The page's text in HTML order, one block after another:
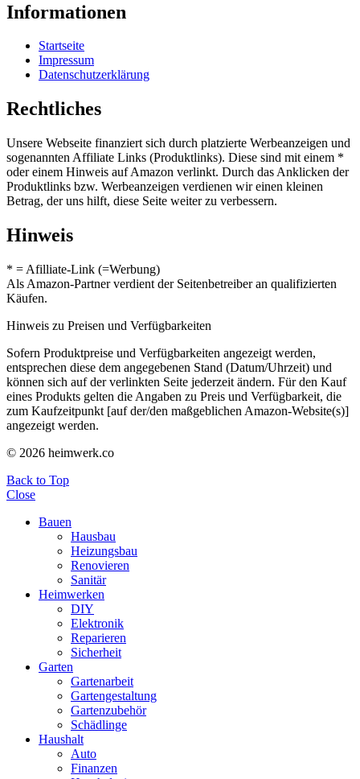
Informationen
Startseite
Impressum
Datenschutzerklärung
Rechtliches
Unsere Webseite finanziert sich durch platzierte Werbeanzeigen und
sogenannten Affiliate Links (Produktlinks). Diese sind mit einem *
oder einem Hinweis auf Amazon verlinkt. Durch das Anklicken der
Produktlinks bzw. Werbeanzeigen verdienen wir einen kleinen
Betrag, der uns hilft, diese Seite weiter zu verbessern.
Hinweis
* = Afilliate-Link (=Werbung)
Als Amazon-Partner verdient der Seitenbetreiber an qualifizierten
Käufen.
Hinweis zu Preisen und Verfügbarkeiten
Sofern Produktpreise und Verfügbarkeiten angezeigt werden,
entsprechen diese dem angegebenen Stand (Datum/Uhrzeit) und
können sich auf der verlinkten Seite jederzeit ändern. Für den Kauf
eines Produkts gelten die Angaben zu Preis und Verfügbarkeit, die
zum Kaufzeitpunkt [auf der/den maßgeblichen Amazon-Website(s)]
angezeigt werden.
© 2026 heimwerk.co
Back to Top
Close
Bauen
Hausbau
Heizungsbau
Renovieren
Sanitär
Heimwerken
DIY
Elektronik
Reparieren
Sicherheit
Garten
Gartenarbeit
Gartengestaltung
Gartenzubehör
Schädlinge
Haushalt
Auto
Finanzen